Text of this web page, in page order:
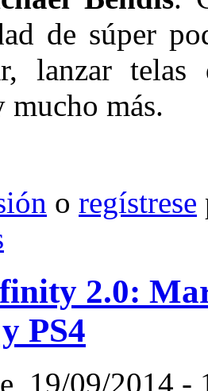
de súper
lanzar
más.
o regístrese
2.0:
PS4
19/09/2014 -